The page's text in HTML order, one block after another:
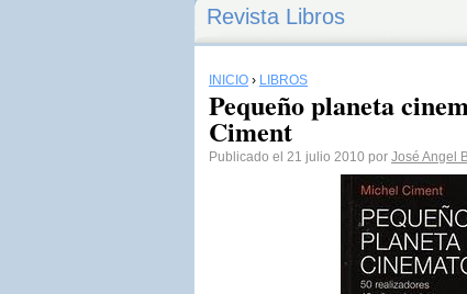
Revista Libros
INICIO › LIBROS
Pequeño planeta
Ciment
Publicado el 21 julio 2010 por José Angel